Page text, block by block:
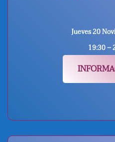
Jueves 20
19:30 –